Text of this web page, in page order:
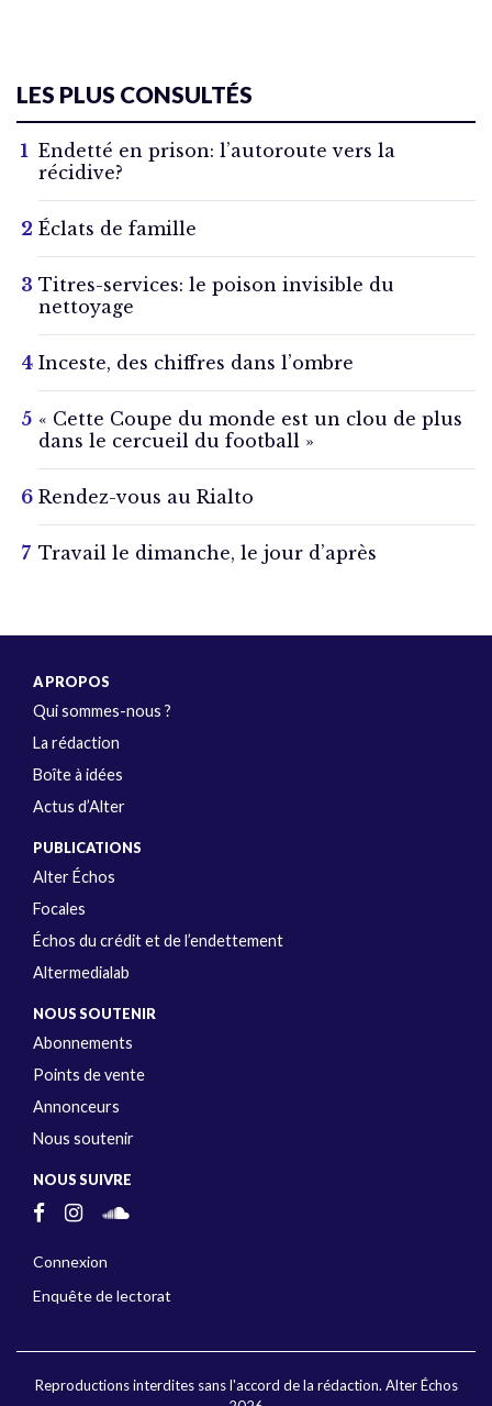
LES PLUS CONSULTÉS
Endetté en prison: l’autoroute vers la
récidive?
Éclats de famille
Titres-services: le poison invisible du
nettoyage
Inceste, des chiffres dans l’ombre
« Cette Coupe du monde est un clou de plus
dans le cercueil du football »
Rendez-vous au Rialto
Travail le dimanche, le jour d’après
A PROPOS
Qui sommes-nous ?
La rédaction
Boîte à idées
Actus d’Alter
PUBLICATIONS
Alter Échos
Focales
Échos du crédit et de l’endettement
Altermedialab
NOUS SOUTENIR
Abonnements
Points de vente
Annonceurs
Nous soutenir
NOUS SUIVRE
Connexion
Enquête de lectorat
Reproductions interdites sans l'accord de la rédaction. Alter Échos